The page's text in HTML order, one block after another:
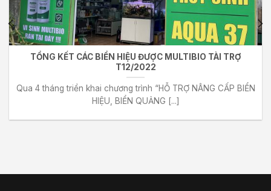
TỔNG KẾT CÁC BIỂN HIỆU ĐƯỢC MULTIBIO TÀI TRỢ
T12/2022
Qua 4 tháng triển khai chương trình “HỖ TRỢ NÂNG CẤP BIỂN
HIỆU, BIỂN QUẢNG [...]